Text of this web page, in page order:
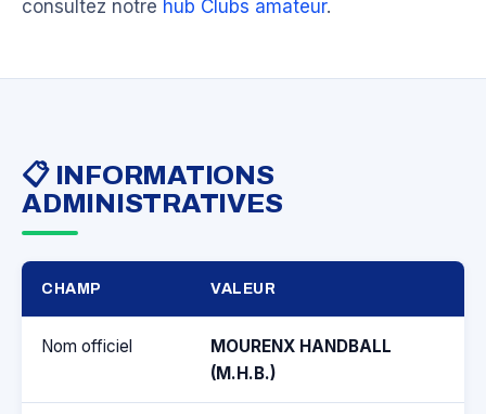
consultez notre hub Clubs amateur.
📋 INFORMATIONS
ADMINISTRATIVES
CHAMP VALEUR
Nom officiel
MOURENX HANDBALL
(M.H.B.)